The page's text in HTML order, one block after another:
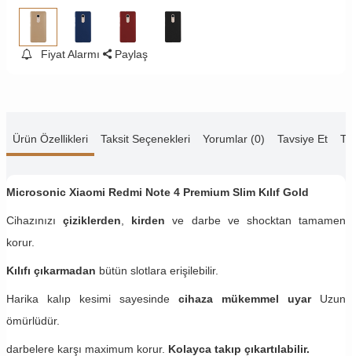
Fiyat Alarmı Paylaş
Ürün Özellikleri Taksit Seçenekleri Yorumlar (0) Tavsiye Et
Microsonic Xiaomi Redmi Note 4 Premium Slim Kılıf Gold
Cihazınızıçiziklerden kirdenve darbe ve shocktan tamamen
korur.
Kılıfı çıkarmadan bütün slotlara erişilebilir.
Harika kalıp kesimi sayesinde cihaza mükemmel uyar Uzun
ömürlüdür.
darbelere karşı maximum korur. Kolayca takıp çıkartılabilir.